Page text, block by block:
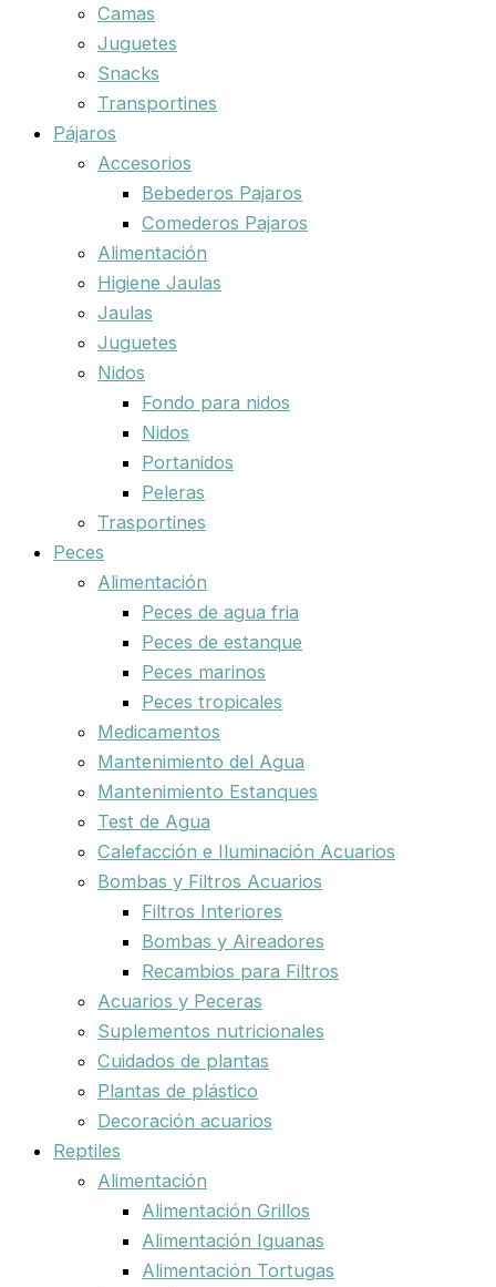
Camas
Juguetes
Snacks
Transportines
Pájaros
Accesorios
Bebederos Pajaros
Comederos Pajaros
Alimentación
Higiene Jaulas
Jaulas
Juguetes
Nidos
Fondo para nidos
Nidos
Portanidos
Peleras
Trasportines
Peces
Alimentación
Peces de agua fria
Peces de estanque
Peces marinos
Peces tropicales
Medicamentos
Mantenimiento del Agua
Mantenimiento Estanques
Test de Agua
Calefacción e Iluminación Acuarios
Bombas y Filtros Acuarios
Filtros Interiores
Bombas y Aireadores
Recambios para Filtros
Acuarios y Peceras
Suplementos nutricionales
Cuidados de plantas
Plantas de plástico
Decoración acuarios
Reptiles
Alimentación
Alimentación Grillos
Alimentación Iguanas
Alimentación Tortugas